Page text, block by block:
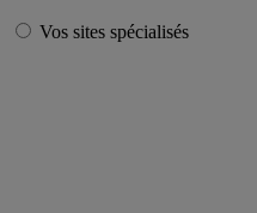
Vos sites spécialisés